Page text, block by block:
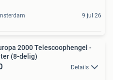
9 jul 26
2000 Telescoophengel -
(8-delig)
Details